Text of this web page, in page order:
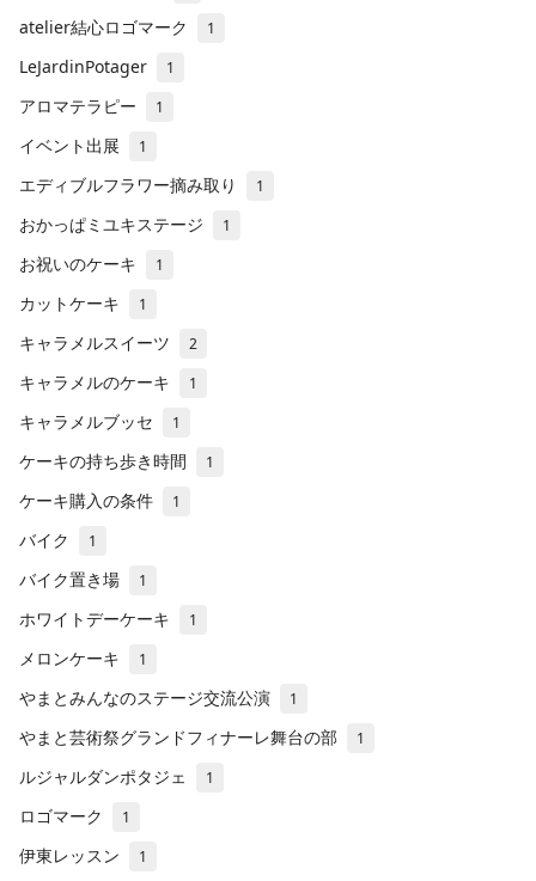
atelier結心ロゴマーク 1
LeJardinPotager 1
アロマテラピー 1
イベント出展 1
エディブルフラワー摘み取り 1
おかっぱミユキステージ 1
お祝いのケーキ 1
カットケーキ 1
キャラメルスイーツ 2
キャラメルのケーキ 1
キャラメルブッセ 1
ケーキの持ち歩き時間 1
ケーキ購入の条件 1
バイク 1
バイク置き場 1
ホワイトデーケーキ 1
メロンケーキ 1
やまとみんなのステージ交流公演 1
やまと芸術祭グランドフィナーレ舞台の部 1
ルジャルダンポタジェ 1
ロゴマーク 1
伊東レッスン 1